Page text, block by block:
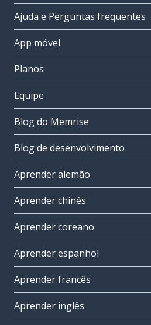
Ajuda e Perguntas frequentes
App móvel
Planos
Equipe
Blog do Memrise
Blog de desenvolvimento
Aprender alemão
Aprender chinês
Aprender coreano
Aprender espanhol
Aprender francês
Aprender inglês